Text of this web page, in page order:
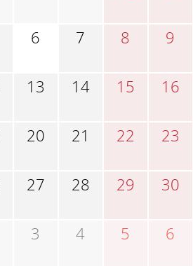
6 7 8 9
13 14 15 16
20 21 22 23
27 28 29 30
3 4 5 6